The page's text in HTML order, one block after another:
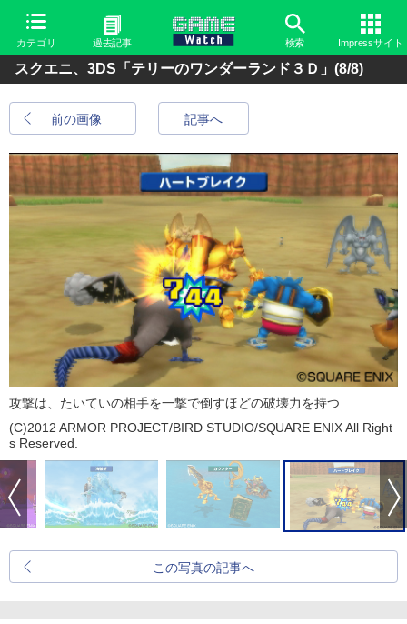
カテゴリ 過去記事 検索 Impressサイト
スクエニ、3DS「テリーのワンダーランド３Ｄ」 (8/8)
前の画像 記事へ
攻撃は、たいていの相手を一撃で倒すほどの破壊力を持つ
(C)2012 ARMOR PROJECT/BIRD STUDIO/SQUARE ENIX All Right
s Reserved.
この写真の記事へ